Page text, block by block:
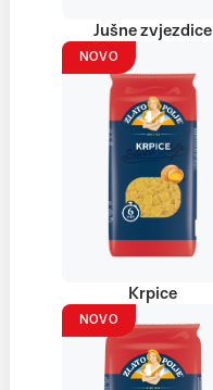
Jušne zvjezdice
NOVO
Krpice
NOVO